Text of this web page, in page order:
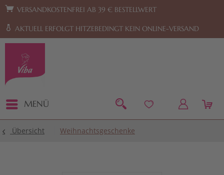
Zur Hauptnavigation springen Zum Footer springen
VERSANDKOSTENFREI AB 39 € BESTELLWERT
AKTUELL ERFOLGT HITZEBEDINGT KEIN ONLINE-VERSAND
MENÜ
Übersicht Weihnachtsgeschenke